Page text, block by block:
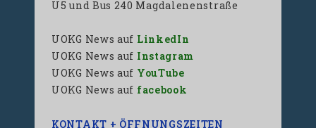
U5 und Bus 240 Magdalenenstraße
UOKG News auf LinkedIn
UOKG News auf Instagram
UOKG News auf YouTube
UOKG News auf facebook
KONTAKT + ÖFFNUNGSZEITEN